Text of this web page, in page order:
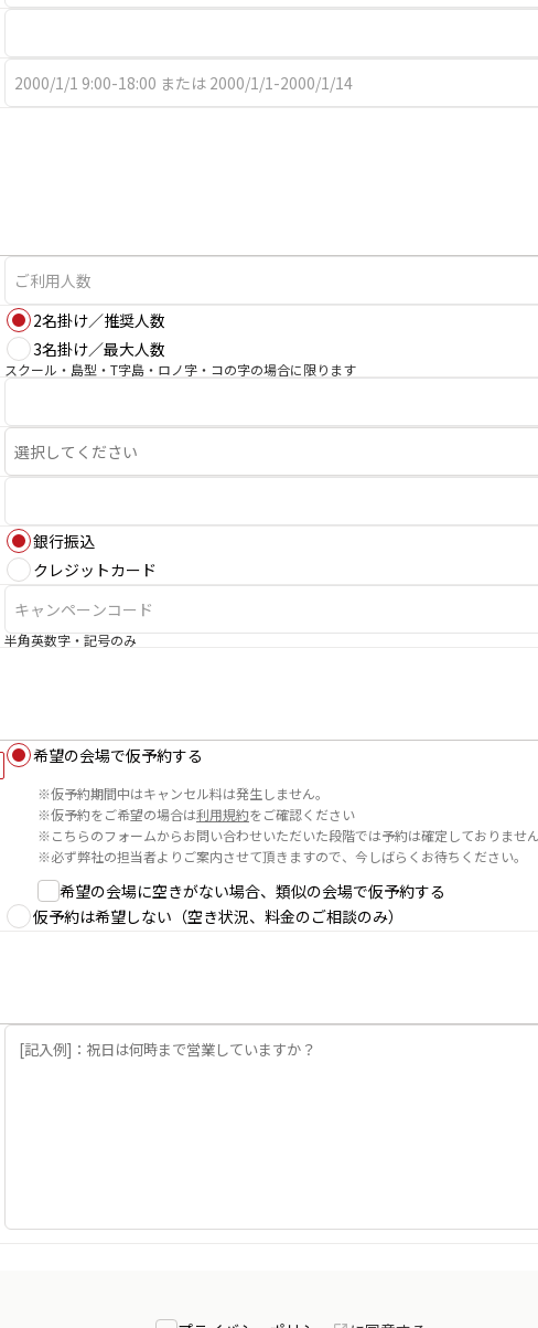
2名掛け／推奨人数
3名掛け／最大人数
スクール・島型・T字島・ロノ字・コの字の場合に限ります
銀行振込
クレジットカード
半角英数字・記号のみ
希望の会場で仮予約する
※仮予約期間中はキャンセル料は発生しません。
※仮予約をご希望の場合は利用規約をご確認ください
※こちらのフォームからお問い合わせいただいた段階では予約は確定しておりませ
※必ず弊社の担当者よりご案内させて頂きますので、今しばらくお待ちください。
希望の会場に空きがない場合、類似の会場で仮予約する
仮予約は希望しない（空き状況、料金のご相談のみ）